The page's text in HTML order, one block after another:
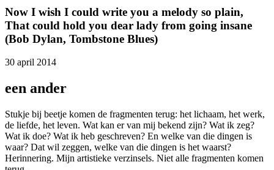
Now I wish I could write you a melody so plain,
That could hold you dear lady from going insane
(Bob Dylan, Tombstone Blues)
30 april 2014
een ander
Stukje bij beetje komen de fragmenten terug: het lichaam, het werk,
de liefde, het leven. Wat kan er van mij bekend zijn? Wat ik zeg?
Wat ik doe? Wat ik heb geschreven? En welke van die dingen is
waar? Dat wil zeggen, welke van die dingen is het waarst?
Herinnering. Mijn artistieke verzinsels. Niet alle fragmenten komen